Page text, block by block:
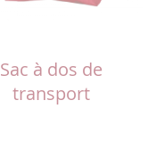
Sac à dos de
transport